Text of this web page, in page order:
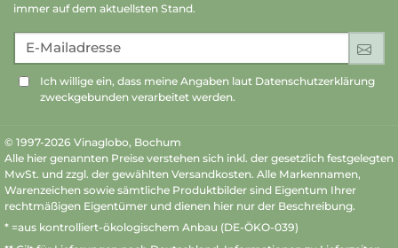
immer auf dem aktuellsten Stand.
E-Mailadresse
Ich willige ein, dass meine Angaben laut Datenschutzerklärung
zweckgebunden verarbeitet werden.
© 1997-2026 Vinaglobo, Bochum
Alle hier genannten Preise verstehen sich inkl. der gesetzlich festgelegten
MwSt. und zzgl. der gewählten Versandkosten. Alle Markennamen,
Warenzeichen sowie sämtliche Produktbilder sind Eigentum Ihrer
rechtmäßigen Eigentümer und dienen hier nur der Beschreibung.
* =aus kontrolliert-ökologischem Anbau (DE-ÖKO-039)